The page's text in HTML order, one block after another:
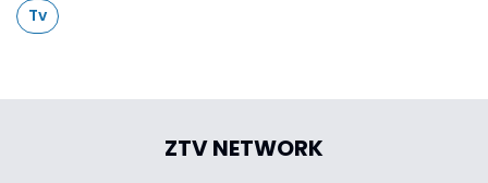
Tv
ZTV NETWORK